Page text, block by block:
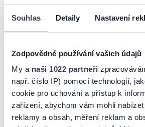
Souhlas Detaily Nastavení
Zodpovědné používání vašich údajů
My a naši 1022 partneři
např. číslo IP) pomocí technologií,
cookie pro uchování a přístup k
zařízení, abychom vám mohli
reklamy a obsah, měření reklam a
od mistrovství po olympijské hry. Na
ledové ploše pak své oblíbené herce,
Naše show je určená nejen rodinám s dětmi,
alespoň na chvíli uniknout do světa fantazie.
nadčasový a jeho scénické originální
diváky bez rozdílu věku od své premiéry v
www.PopelkaNaLede.cz
Ticketportal je zárukou
Na stránkách společnosti
originální vstupenky.